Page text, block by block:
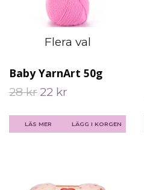
Flera val
Baby YarnArt 50g
28 kr 22 kr
LÄS MER LÄGG I KORGEN